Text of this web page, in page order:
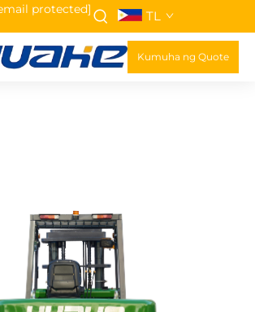
protected] TL
Kumuha ng Quote